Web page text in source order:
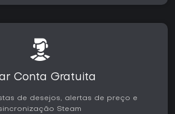
Conta Gratuita
de desejos, alertas de preço e
Steam